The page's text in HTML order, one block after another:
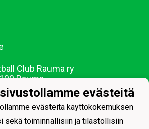
Club Rauma ry
Rauma
7
evästeitä
evästeitä käyttökokemuksen
sekä toiminnallisiin ja tilastollisiin